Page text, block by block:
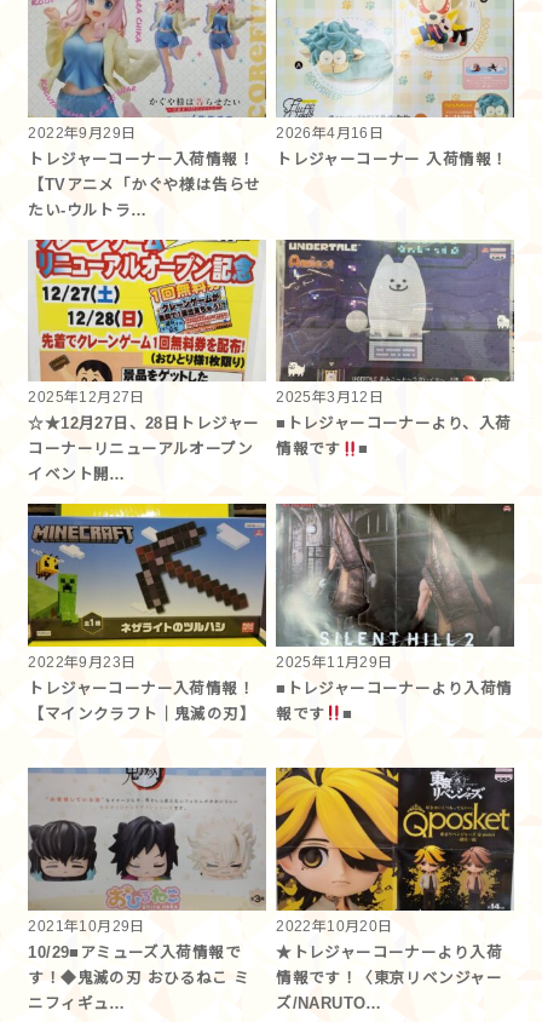
2022年9月29日
トレジャーコーナー入荷情報！
【TVアニメ「かぐや様は告らせ
たい-ウルトラ…
2026年4月16日
トレジャーコーナー 入荷情報！
2025年12月27日
☆★12月27日、28日トレジャー
コーナーリニューアルオープン
イベント開…
2025年3月12日
■トレジャーコーナーより、入荷
情報です
■
2022年9月23日
トレジャーコーナー入荷情報！
【マインクラフト｜鬼滅の刃】
2025年11月29日
■トレジャーコーナーより入荷情
報です
■
2021年10月29日
10/29■アミューズ入荷情報で
す！◆鬼滅の刃 おひるねこ ミ
ニフィギュ…
2022年10月20日
★トレジャーコーナーより入荷
情報です！〈東京リベンジャー
ズ/NARUTO…